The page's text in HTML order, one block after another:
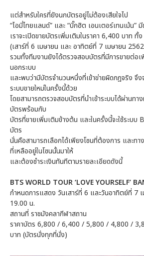
แต่สำหรับใครที่ยังนกบัตรอยู่ไม่ต้องเสียใจไป
“ไอมี่ไทยแลนด์” และ “บิ๊กฮิต เอนเตอร์เทนเม้น”
เราจะเปิดขายบัตรเพิ่มเติมในราคา 6,400 บาท ทั้
(เสาร์ที่ 6 เมษายน และ อาทิตย์ที่ 7 เมษายน
รวมทั้งทีมงานยังได้ตรวจสอบบัตรที่มีการขายต่อ
นอกระบบ
และพบว่ามีบัตรจำนวนหนึ่งที่เข้าข่ายผิดกฎจริง จึง
ระบบขายใหม่ในครั้งนี้ด้วย
โดยสามารถตรวจสอบบัตรที่นำเข้าระบบได้ผ่านทา
บัตรพร้อมกับ
บัตรที่ขายเพิ่มเติมข้างต้น และในครั้งนี้จะใช้ระบบ
บัตร
นั่นคือสามารถเลือกได้เพียงโซนที่ต้องการ และทา
ที่เหลืออยู่ในโซนนั้นมาให้
และต้องชำระเงินทันทีตามรายละเอียดดังนี้
BTS WORLD TOUR ‘LOVE YOURSELF’
กำหนดการแสดง วันเสาร์ที่ 6 และวันอาทิตย์ที่ 7
19.00 น.
สถานที่ ราชมังคลากีฬาสถาน
ราคาบัตร 6,800 / 6,400 / 5,800 / 4,800 /
บาท (บัตรนั่งทุกที่นั่ง)